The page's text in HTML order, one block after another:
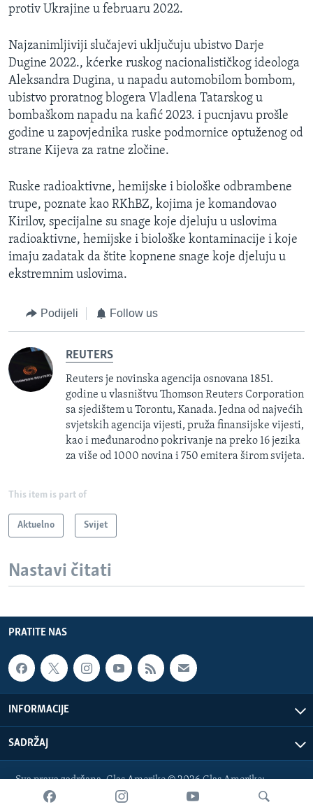
protiv Ukrajine u februaru 2022.
Najzanimljiviji slučajevi uključuju ubistvo Darje
Dugine 2022., kćerke ruskog nacionalističkog ideologa
Aleksandra Dugina, u napadu automobilom bombom,
ubistvo proratnog blogera Vladlena Tatarskog u
bombaškom napadu na kafić 2023. i pucnjavu prošle
godine u zapovjednika ruske podmornice optuženog od
strane Kijeva za ratne zločine.
Ruske radioaktivne, hemijske i biološke odbrambene
trupe, poznate kao RKhBZ, kojima je komandovao
Kirilov, specijalne su snage koje djeluju u uslovima
radioaktivne, hemijske i biološke kontaminacije i koje
imaju zadatak da štite kopnene snage koje djeluju u
ekstremnim uslovima.
Podijeli Follow us
REUTERS
Reuters je novinska agencija osnovana 1851.
godine u vlasništvu Thomson Reuters Corporation
sa sjedištem u Torontu, Kanada. Jedna od najvećih
svjetskih agencija vijesti, pruža finansijske vijesti,
kao i međunarodno pokrivanje na preko 16 jezika
za više od 1000 novina i 750 emitera širom svijeta.
This item is part of
Aktuelno Svijet
Nastavi čitati
PRATITE NAS
INFORMACIJE
SADRŽAJ
Sva prava zadržana. Glas Amerike © 2026 Glas Amerike:
bosnian-service@voanews.com